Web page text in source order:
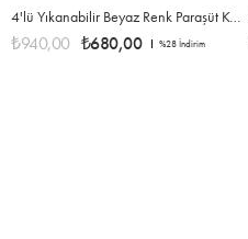
4'lü Yıkanabilir Beyaz Renk Paraşüt Kumaş Bavul İçi Organizer Set
₺680,00
₺940,00 %28İndirim